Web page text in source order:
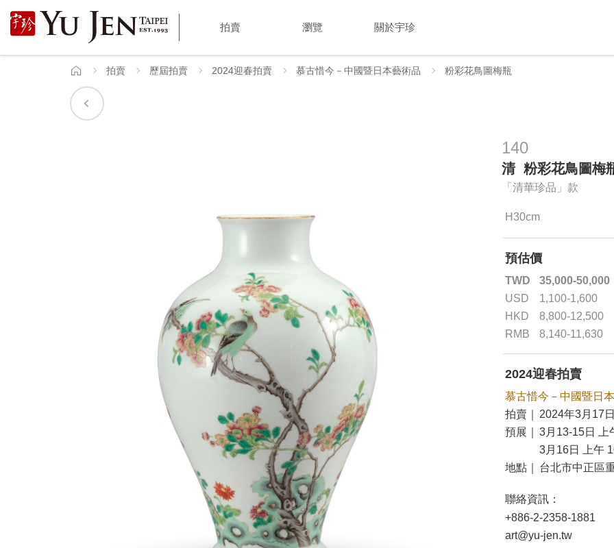
宇
珍
拍賣 瀏覽 關於宇珍
首
頁
拍賣 歷屆拍賣 2024迎春拍賣 慕古惜今－中國暨日本藝術品 粉彩花鳥圖梅瓶
140
清 粉彩花鳥圖梅
「清華珍品」款
H30cm
預估價
TWD
35,000-50,000
USD
1,100-1,600
HKD
8,800-12,500
RMB
8,140-11,630
2024迎春拍賣
慕古惜今－中國暨日
拍賣｜
2024年3月17
預展｜
3月13-15日 上
3月16日 上午
地點｜
台北市中正區
聯絡資訊：
+886-2-2358-1881
art@yu-jen.tw